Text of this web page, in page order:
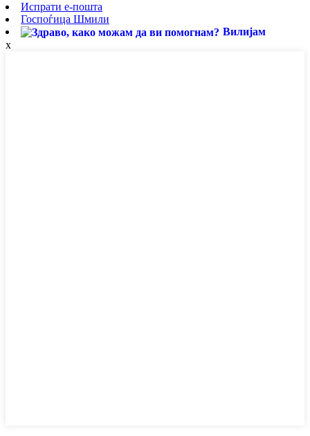
Испрати е-пошта
Госпоѓица Шмили
Вилијам
x